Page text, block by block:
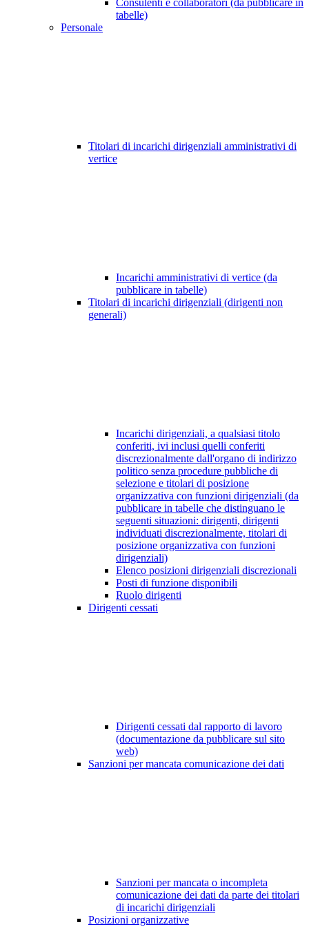
Consulenti e collaboratori (da pubblicare in
tabelle)
Personale
Titolari di incarichi dirigenziali amministrativi di
vertice
Incarichi amministrativi di vertice (da
pubblicare in tabelle)
Titolari di incarichi dirigenziali (dirigenti non
generali)
Incarichi dirigenziali, a qualsiasi titolo
conferiti, ivi inclusi quelli conferiti
discrezionalmente dall'organo di indirizzo
politico senza procedure pubbliche di
selezione e titolari di posizione
organizzativa con funzioni dirigenziali (da
pubblicare in tabelle che distinguano le
seguenti situazioni: dirigenti, dirigenti
individuati discrezionalmente, titolari di
posizione organizzativa con funzioni
dirigenziali)
Elenco posizioni dirigenziali discrezionali
Posti di funzione disponibili
Ruolo dirigenti
Dirigenti cessati
Dirigenti cessati dal rapporto di lavoro
(documentazione da pubblicare sul sito
web)
Sanzioni per mancata comunicazione dei dati
Sanzioni per mancata o incompleta
comunicazione dei dati da parte dei titolari
di incarichi dirigenziali
Posizioni organizzative